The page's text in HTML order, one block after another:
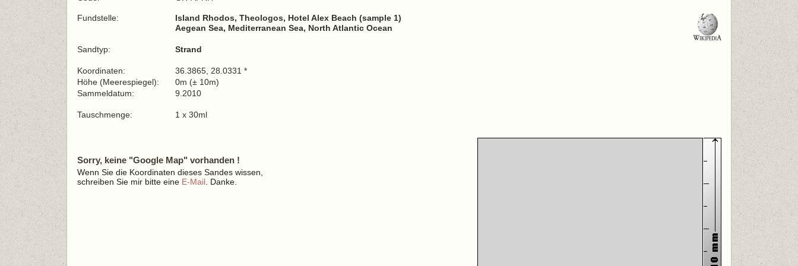
Fundstelle:
Island Rhodos, Theologos, Hotel Alex Beach (sample 1)
Aegean Sea, Mediterranean Sea, North Atlantic Ocean
Sandtyp: Strand
Koordinaten:
36.3865, 28.0331 *
Höhe (Meerespiegel):
0m (± 10m)
Sammeldatum:
9.2010
Tauschmenge: 1 x 30ml
Sorry, keine "Google Map" vorhanden !
Wenn Sie die Koordinaten dieses Sandes wissen,
schreiben Sie mir bitte eine E-Mail . Danke.